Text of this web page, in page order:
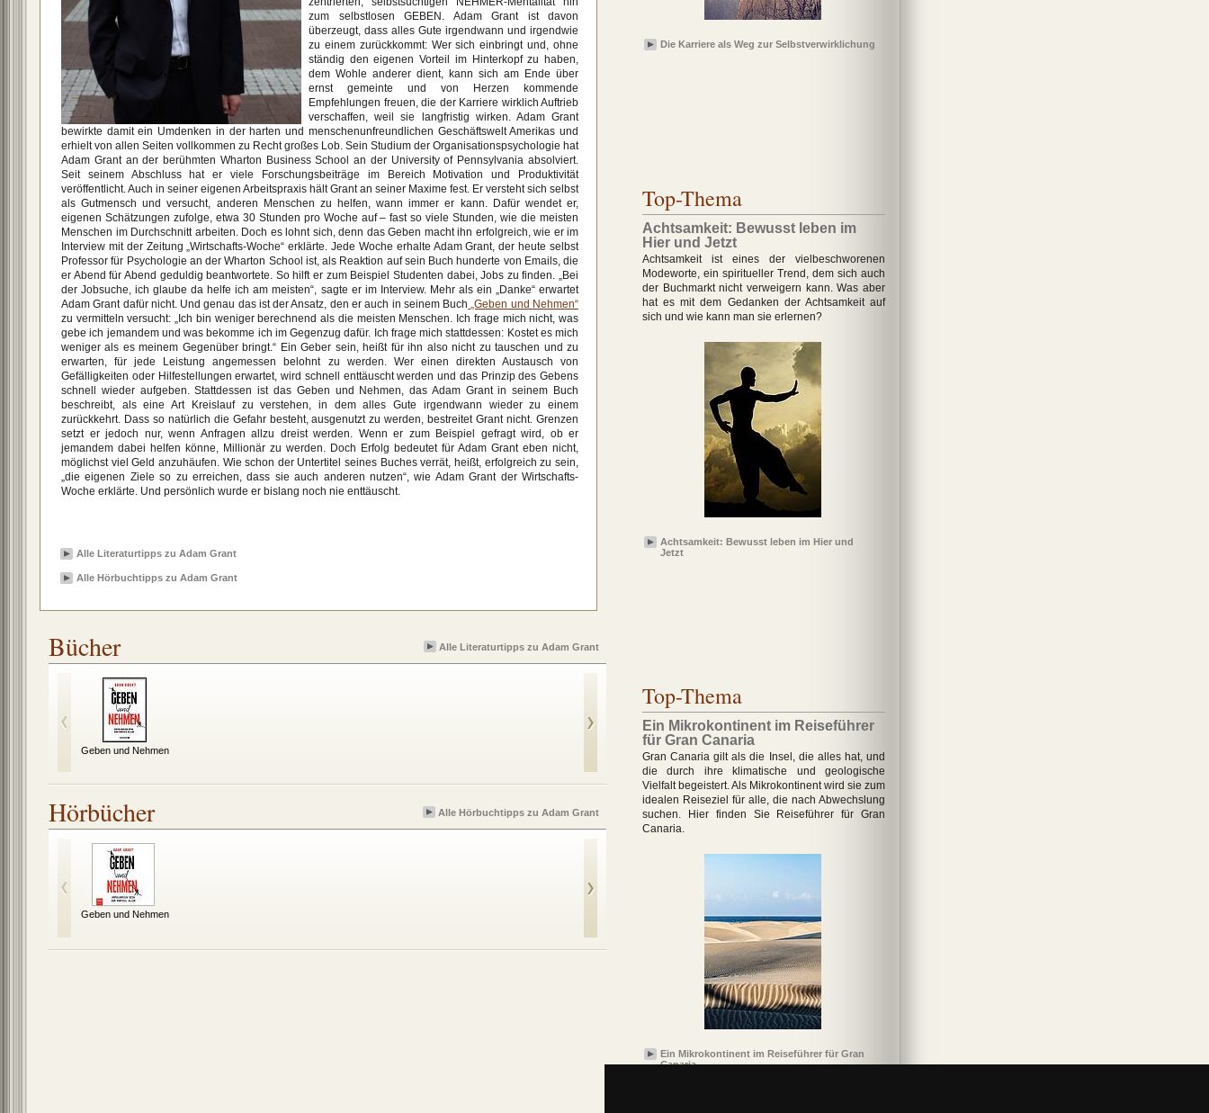
zum selbstlosen GEBEN. Adam Grant ist davon
überzeugt, dass alles Gute irgendwann und irgendwie
zu einem zurückkommt: Wer sich einbringt und, ohne
ständig den eigenen Vorteil im Hinterkopf zu haben,
dem Wohle anderer dient, kann sich am Ende über
ernst gemeinte und von Herzen kommende
Empfehlungen freuen, die der Karriere wirklich Auftrieb
verschaffen, weil sie langfristig wirken. Adam Grant
bewirkte damit ein Umdenken in der harten und menschenunfreundlichen Geschäftswelt Amerikas und
erhielt von allen Seiten vollkommen zu Recht großes Lob. Sein Studium der Organisationspsychologie hat
Adam Grant an der berühmten Wharton Business School an der University of Pennsylvania absolviert.
Seit seinem Abschluss hat er viele Forschungsbeiträge im Bereich Motivation und Produktivität
veröffentlicht. Auch in seiner eigenen Arbeitspraxis hält Grant an seiner Maxime fest. Er versteht sich selbst
als Gutmensch und versucht, anderen Menschen zu helfen, wann immer er kann. Dafür wendet er,
eigenen Schätzungen zufolge, etwa 30 Stunden pro Woche auf – fast so viele Stunden, wie die meisten
Menschen im Durchschnitt arbeiten. Doch es lohnt sich, denn das Geben macht ihn erfolgreich, wie er im
Interview mit der Zeitung „Wirtschafts-Woche“ erklärte. Jede Woche erhalte Adam Grant, der heute selbst
Professor für Psychologie an der Wharton School ist, als Reaktion auf sein Buch hunderte von Emails, die
er Abend für Abend geduldig beantwortete. So hilft er zum Beispiel Studenten dabei, Jobs zu finden. „Bei
der Jobsuche, ich glaube da helfe ich am meisten“, sagte er im Interview. Mehr als ein „Danke“ erwartet
Adam Grant dafür nicht. Und genau das ist der Ansatz, den er auch in seinem Buch „Geben und Nehmen“
zu vermitteln versucht: „Ich bin weniger berechnend als die meisten Menschen. Ich frage mich nicht, was
gebe ich jemandem und was bekomme ich im Gegenzug dafür. Ich frage mich stattdessen: Kostet es mich
weniger als es meinem Gegenüber bringt.“ Ein Geber sein, heißt für ihn also nicht zu tauschen und zu
erwarten, für jede Leistung angemessen belohnt zu werden. Wer einen direkten Austausch von
Gefälligkeiten oder Hilfestellungen erwartet, wird schnell enttäuscht werden und das Prinzip des Gebens
schnell wieder aufgeben. Stattdessen ist das Geben und Nehmen, das Adam Grant in seinem Buch
beschreibt, als eine Art Kreislauf zu verstehen, in dem alles Gute irgendwann wieder zu einem
zurückkehrt. Dass so natürlich die Gefahr besteht, ausgenutzt zu werden, bestreitet Grant nicht. Grenzen
setzt er jedoch nur, wenn Anfragen allzu dreist werden. Wenn er zum Beispiel gefragt wird, ob er
jemandem dabei helfen könne, Millionär zu werden. Doch Erfolg bedeutet für Adam Grant eben nicht,
möglichst viel Geld anzuhäufen. Wie schon der Untertitel seines Buches verrät, heißt, erfolgreich zu sein,
„die eigenen Ziele so zu erreichen, dass sie auch anderen nutzen“, wie Adam Grant der Wirtschafts-
Woche erklärte. Und persönlich wurde er bislang noch nie enttäuscht.
Alle Literaturtipps zu Adam Grant
Alle Hörbuchtipps zu Adam Grant
Bücher Alle Literaturtipps zu Adam Grant
Geben und Nehmen Geben und Nehmen
Hörbücher Alle Hörbuchtipps zu Adam Grant
Geben und Nehmen
Die Karriere als Weg zur Selbstverwirklichung
Top-Thema
Achtsamkeit: Bewusst leben im
Hier und Jetzt
Achtsamkeit ist eines der vielbeschworenen
Modeworte, ein spiritueller Trend, dem sich auch
der Buchmarkt nicht verweigern kann. Was aber
hat es mit dem Gedanken der Achtsamkeit auf
sich und wie kann man sie erlernen?
Achtsamkeit: Bewusst leben im Hier und
Jetzt
Top-Thema
Ein Mikrokontinent im Reiseführer
für Gran Canaria
Gran Canaria gilt als die Insel, die alles hat, und
die durch ihre klimatische und geologische
Vielfalt begeistert. Als Mikrokontinent wird sie zum
idealen Reiseziel für alle, die nach Abwechslung
suchen. Hier finden Sie Reiseführer für Gran
Canaria.
Ein Mikrokontinent im Reiseführer für Gran
Canaria